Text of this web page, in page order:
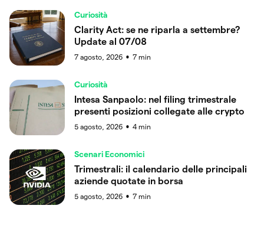
Curiosità
Clarity Act: se ne riparla a settembre?
Update al 07/08
7 agosto, 2026 ● 7 min
Curiosità
Intesa Sanpaolo: nel filing trimestrale
presenti posizioni collegate alle crypto
5 agosto, 2026 ● 4 min
Scenari Economici
Trimestrali: il calendario delle principali
aziende quotate in borsa
5 agosto, 2026 ● 7 min